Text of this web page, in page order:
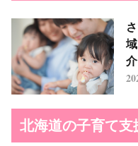
介
北海道の子育て支